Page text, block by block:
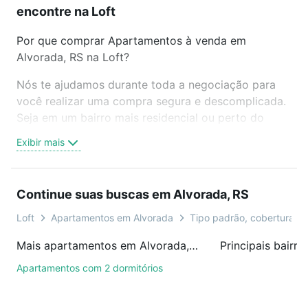
encontre na Loft
Por que comprar Apartamentos à venda em
Alvorada, RS na Loft?
Nós te ajudamos durante toda a negociação para
você realizar uma compra segura e descomplicada.
Seja em um bairro mais residencial ou perto do
oferta ideal de Apartamentos à venda em Alvorada,
RS para conquistar seu sonho. Agende uma visita
compromisso e você ainda conta com mais de 46
mil corretores e imobiliárias te ajudando na compra,
Como escolher um imóvel?
Exibir mais
Continue suas buscas em Alvorada, RS
Loft Apartamentos em Alvorada Tipo padrão, cobertura,
Mais apartamentos em Alvorada, RS
Apartamentos com 2 dormitórios
Principais